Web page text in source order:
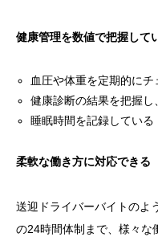
健康管理を数値で把握して
血圧や体重を定期的にチ
健康診断の結果を把握し
睡眠時間を記録している
柔軟な働き方に対応できる
送迎ドライバーバイトのよ
の24時間体制まで、様々な